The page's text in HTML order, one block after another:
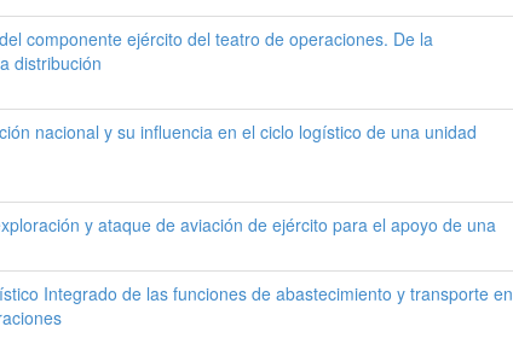
componente ejército del teatro de operaciones. De la
distribución
nacional y su influencia en el ciclo logístico de una unidad
y ataque de aviación de ejército para el apoyo de una
Integrado de las funciones de abastecimiento y transporte en